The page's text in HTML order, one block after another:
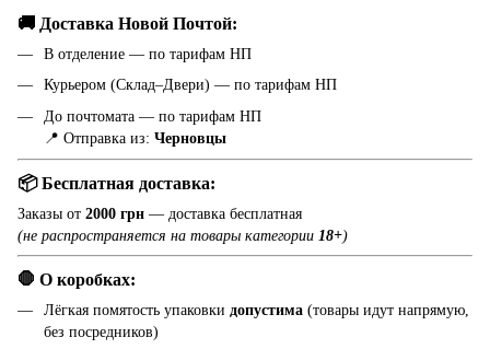
🚚 Доставка Новой Почтой:
В отделение — по тарифам НП
Курьером (Склад–Двери) — по тарифам НП
До почтомата — по тарифам НП
📍 Отправка из: Черновцы
📦 Бесплатная доставка:
Заказы от 2000 грн — доставка бесплатная
(не распространяется на товары категории 18+)
🛑 О коробках:
Лёгкая помятость упаковки допустима (товары идут напрямую,
без посредников)